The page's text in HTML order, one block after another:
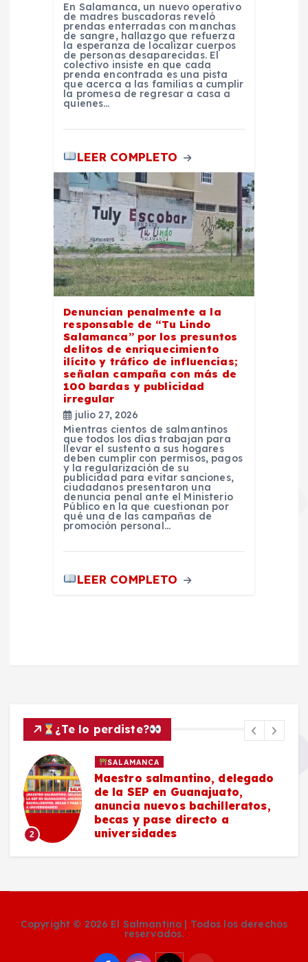
En Salamanca, un nuevo operativo
de madres buscadoras reveló
prendas enterradas con manchas
de sangre, hallazgo que refuerza
la esperanza de localizar cuerpos
de personas desaparecidas. El
colectivo insiste en que cada
prenda encontrada es una pista
que acerca a las familias a cumplir
la promesa de regresar a casa a
quienes…
LEER COMPLETO
Denuncian penalmente a la
responsable de “Tu Lindo
Salamanca” por los presuntos
delitos de enriquecimiento
ilícito y tráfico de influencias;
señalan campaña con más de
100 bardas y publicidad
irregular
julio 27, 2026
Mientras cientos de salmantinos
que todos los días trabajan para
llevar el sustento a sus hogares
deben cumplir con permisos, pagos
y la regularización de su
publicidad para evitar sanciones,
ciudadanos presentaron una
denuncia penal ante el Ministerio
Público en la que cuestionan por
qué una de las campañas de
promoción personal…
LEER COMPLETO
¿Te lo perdiste?
2
SALAMANCA
Maestro salmantino, delegado
de la SEP en Guanajuato,
anuncia nuevos bachilleratos,
becas y pase directo a
universidades
Copyright © 2026 El Salmantino | Todos los derechos
reservados.